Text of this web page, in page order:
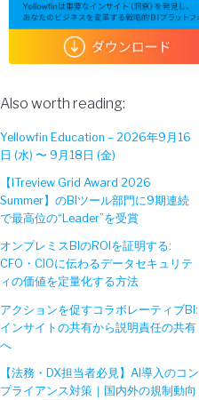
Also worth reading:
Yellowfin Education – 2026年9月16
日 (水) 〜 9月18日 (金)
【ITreview Grid Award 2026
Summer】のBIツール部門に9期連続
で最高位の“Leader”を受賞
オンプレミスBIのROIを証明する:
CFO・CIOに伝わるデータセキュリテ
ィの価値を定量化する方法
アクションを促すコラボレーティブBI:
インサイトの共有から説明責任の共有
へ
【法務・DX担当者必見】AI導入のコン
プライアンス対策｜国内外の規制動向